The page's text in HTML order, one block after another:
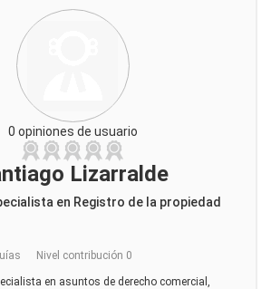
0 opiniones de usuario
Lizarralde
en Registro de la propiedad
Nivel contribución 0
en asuntos de derecho comercial,